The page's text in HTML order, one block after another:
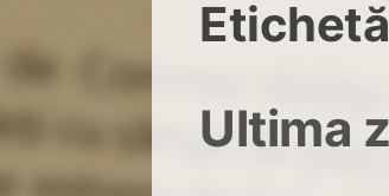
Ultima